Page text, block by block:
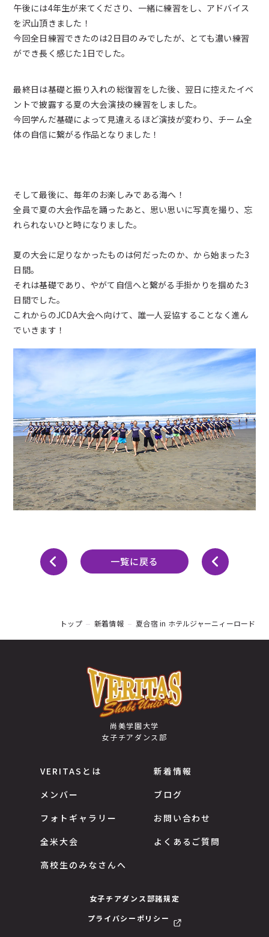
午後には4年生が来てくださり、一緒に練習をし、アドバイス
を沢山頂きました！
今回全日練習できたのは2日目のみでしたが、とても濃い練習
ができ長く感じた1日でした。
最終日は基礎と振り入れの総復習をした後、翌日に控えたイベ
ントで披露する夏の大会演技の練習をしました。
今回学んだ基礎によって見違えるほど演技が変わり、チーム全
体の自信に繋がる作品となりました！
そして最後に、毎年のお楽しみである海へ！
全員で夏の大会作品を踊ったあと、思い思いに写真を撮り、忘
れられないひと時になりました。
夏の大会に足りなかったものは何だったのか、から始まった3
日間。
それは基礎であり、やがて自信へと繋がる手掛かりを掴めた3
日間でした。
これからのJCDA大会へ向けて、誰一人妥協することなく進ん
でいきます！
一覧に戻る
トップ 新着情報 夏合宿 in ホテルジャーニィーロード
尚美学園大学
女子チアダンス部
VERITASとは
新着情報
メンバー
ブログ
フォトギャラリー
お問い合わせ
全米大会
よくあるご質問
高校生のみなさんへ
女子チアダンス部諸規定
プライバシーポリシー